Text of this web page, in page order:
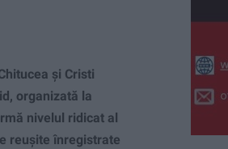
și Cristi
organizată la
nivelul ridicat al
reușite înregistrate